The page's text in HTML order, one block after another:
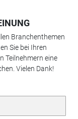
Branchenthemen
Sie bei Ihren
Teilnehmern eine
Vielen Dank!